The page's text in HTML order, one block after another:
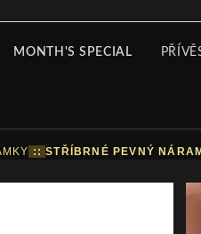
MONTH'S SPECIAL
::STŘÍBRNÉ PEVNÝ